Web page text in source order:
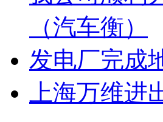
（汽车衡）
发电厂完成
上海万维进